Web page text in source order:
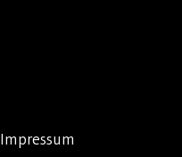
Impressum